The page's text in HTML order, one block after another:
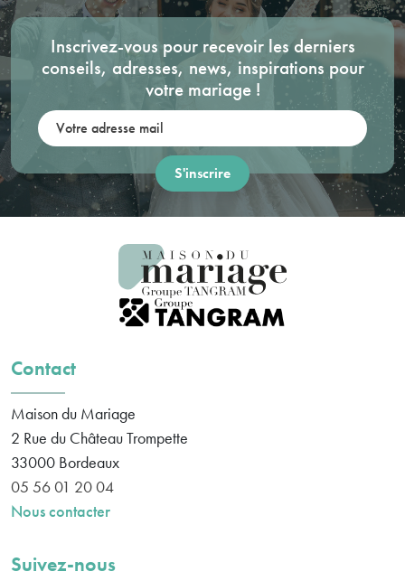
Inscrivez-vous pour recevoir les derniers
conseils, adresses, news, inspirations pour
votre mariage !
Contact
Maison du Mariage
2 Rue du Château Trompette
33000 Bordeaux
05 56 01 20 04
Nous contacter
Suivez-nous